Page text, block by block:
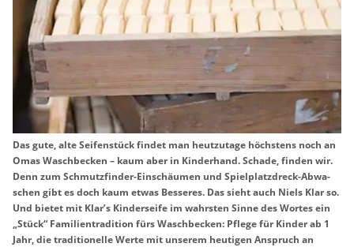
Das gute, alte Sei­fen­stück fin­det man heut­zu­ta­ge höchs­tens noch an
Omas Wasch­be­cken – kaum aber in Kin­der­hand. Scha­de, fin­den wir.
Denn zum Schmutz­fin­der-Ein­schäu­men und Spiel­platz­dreck-Ab­wa­
schen gibt es doch kaum etwas Bes­se­res. Das sieht auch Niels Klar so.
Und bie­tet mit Klar’s Kin­der­sei­fe im wahrs­ten Sinne des Wor­tes ein
„Stück“ Fa­mi­li­en­tra­di­ti­on fürs Wasch­be­cken: Pfle­ge für Kin­der ab 1
Jahr, die tra­di­tio­nel­le Werte mit un­se­rem heu­ti­gen An­spruch an